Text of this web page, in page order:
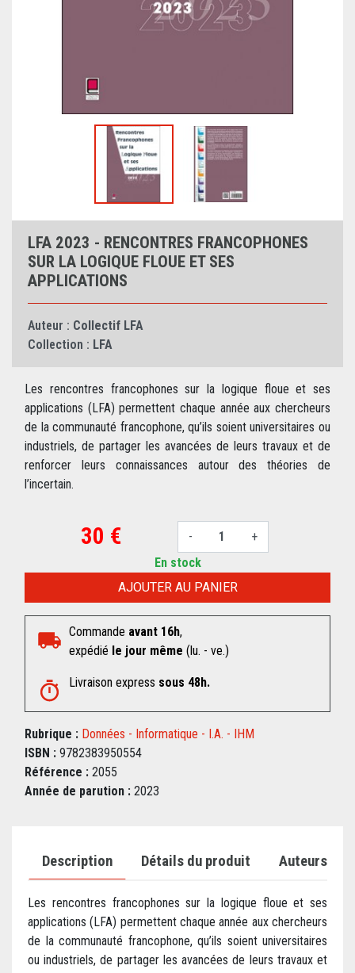
LFA 2023 - RENCONTRES FRANCOPHONES
SUR LA LOGIQUE FLOUE ET SES
APPLICATIONS
Auteur : Collectif LFA
Collection : LFA
Les rencontres francophones sur la logique floue et ses
applications (LFA) permettent chaque année aux chercheurs
de la communauté francophone, qu’ils soient universitaires ou
industriels, de partager les avancées de leurs travaux et de
renforcer leurs connaissances autour des théories de
l’incertain.
30 € - +
AJOUTER AU PANIER
En stock
Commande avant 16h,
expédié le jour même (lu. - ve.)
Livraison express sous 48h.
Rubrique : Données - Informatique - I.A. - IHM
ISBN : 9782383950554
Référence : 2055
Année de parution : 2023
Description Détails du produit Auteurs
Les rencontres francophones sur la logique floue et ses
applications (LFA) permettent chaque année aux chercheurs
de la communauté francophone, qu’ils soient universitaires
ou industriels, de partager les avancées de leurs travaux et